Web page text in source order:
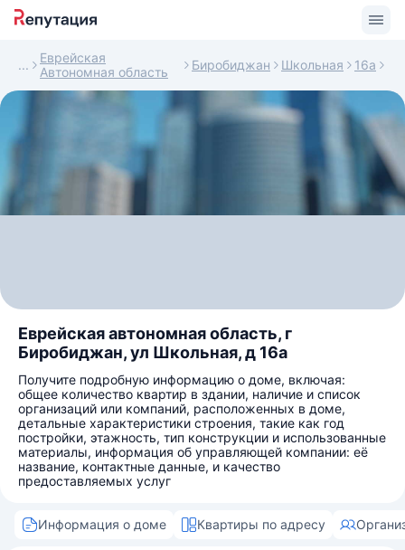
Еврейская
Автономная область
Биробиджан Школьная 16а
Еврейская автономная область, г
Биробиджан, ул Школьная, д 16а
Получите подробную информацию о доме, включая:
общее количество квартир в здании, наличие и список
организаций или компаний, расположенных в доме,
детальные характеристики строения, такие как год
постройки, этажность, тип конструкции и использованные
материалы, информация об управляющей компании: её
название, контактные данные, и качество
предоставляемых услуг
Информация о доме Квартиры по адресу